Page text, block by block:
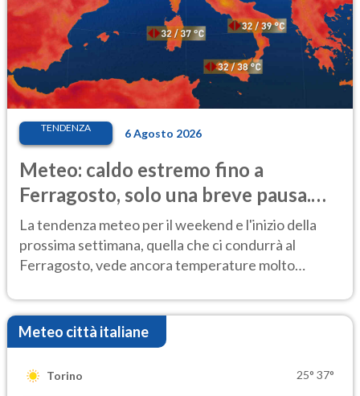
TENDENZA 6 Agosto 2026
Meteo: caldo estremo fino a
Ferragosto, solo una breve pausa.
Ecco dove
La tendenza meteo per il weekend e l'inizio della
prossima settimana, quella che ci condurrà al
Ferragosto, vede ancora temperature molto
Meteo città italiane
Torino 25° 37°